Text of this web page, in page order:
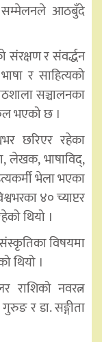
सम्मेलनले आठबुँदे
संरक्षण र संवर्द्धन
र साहित्यको
सञ्चालनका
भएको छ ।
छरिएर रहेका
लेखक, भाषाविद्,
भेला भएका
४० च्याप्टर
थियो ।
संस्कृतिका विषयमा
थियो ।
नवरत्न
र डा. सङ्गीता